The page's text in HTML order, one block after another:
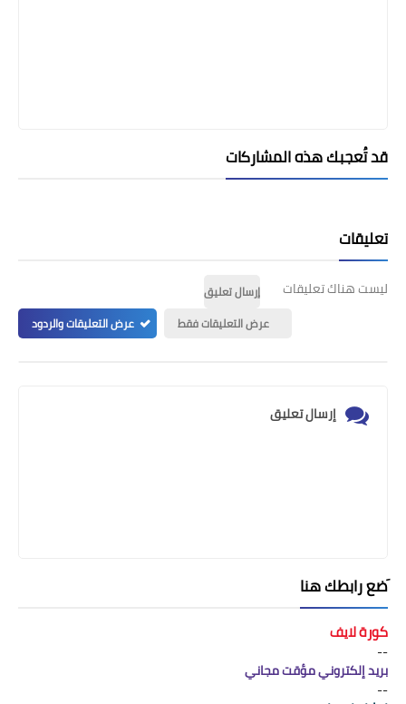
قد تُعجبك هذه المشاركات
تعليقات
ليست هناك تعليقات
إرسال تعليق
عرض التعليقات فقط
عرض التعليقات والردود
إرسال تعليق
َضع رابطك هنا
كورة لايف
--
بريد إلكتروني مؤقت مجاني
--